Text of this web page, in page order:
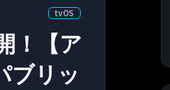
tvOS
！【ア
ブリッ